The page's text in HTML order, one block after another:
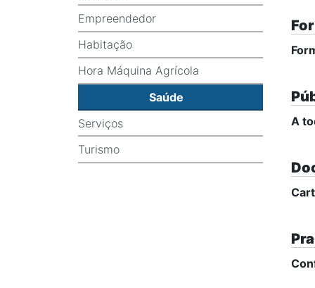
Empreendedor
Habitação
Hora Máquina Agrícola
Saúde
Serviços
Turismo
A